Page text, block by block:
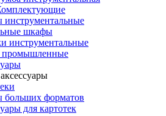
шкафы
инструментальные
промышленные
форматов
для картотек